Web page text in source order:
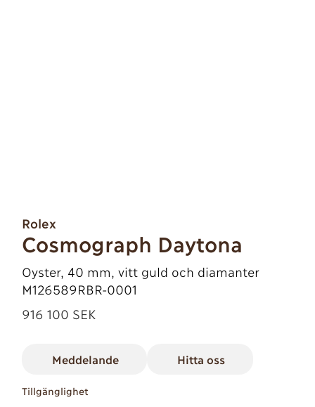
Rolex
Cosmograph Daytona
Oyster, 40 mm, vitt guld och diamanter
M126589RBR-0001
916 100 SEK
Meddelande Hitta oss
Tillgänglighet